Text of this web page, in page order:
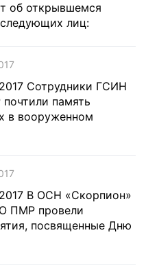
об открывшемся
лиц:
Сотрудники ГСИН
память
в вооруженном
В ОСН «Скорпион»
ПМР провели
посвященные Дню